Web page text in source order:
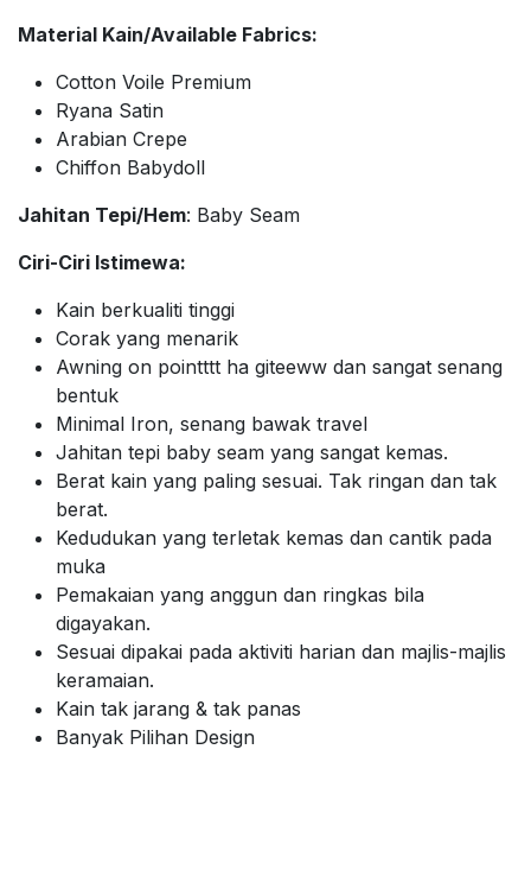
Material Kain/Available Fabrics:
Cotton Voile Premium
Ryana Satin
Arabian Crepe
Chiffon Babydoll
Jahitan Tepi/Hem: Baby Seam
Ciri-Ciri Istimewa:
Kain berkualiti tinggi
Corak yang menarik
Awning on pointttt ha giteeww dan sangat senang
bentuk
Minimal Iron, senang bawak travel
Jahitan tepi baby seam yang sangat kemas.
Berat kain yang paling sesuai. Tak ringan dan tak
berat.
Kedudukan yang terletak kemas dan cantik pada
muka
Pemakaian yang anggun dan ringkas bila
digayakan.
Sesuai dipakai pada aktiviti harian dan majlis-majlis
keramaian.
Kain tak jarang & tak panas
Banyak Pilihan Design